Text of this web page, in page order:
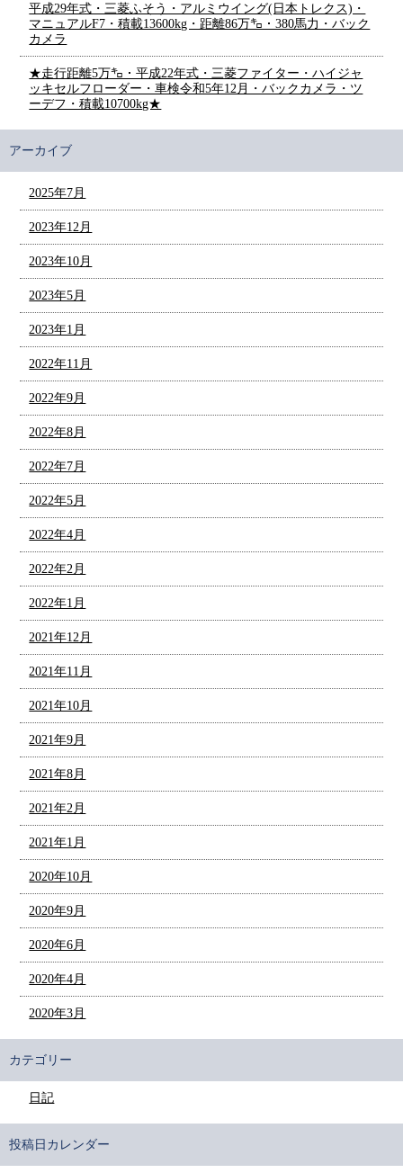
平成29年式・三菱ふそう・アルミウイング(日本トレクス)・
マニュアルF7・積載13600kg・距離86万㌔・380馬力・バック
カメラ
★走行距離5万㌔・平成22年式・三菱ファイター・ハイジャ
ッキセルフローダー・車検令和5年12月・バックカメラ・ツ
ーデフ・積載10700kg★
アーカイブ
2025年7月
2023年12月
2023年10月
2023年5月
2023年1月
2022年11月
2022年9月
2022年8月
2022年7月
2022年5月
2022年4月
2022年2月
2022年1月
2021年12月
2021年11月
2021年10月
2021年9月
2021年8月
2021年2月
2021年1月
2020年10月
2020年9月
2020年6月
2020年4月
2020年3月
カテゴリー
日記
投稿日カレンダー